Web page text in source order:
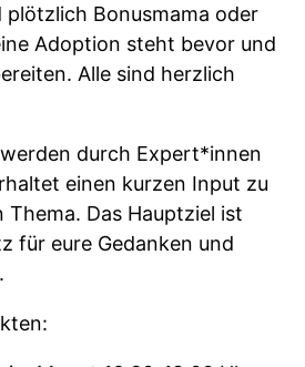
Bonusmama oder
Adoption steht bevor und
Alle sind herzlich
durch Expert*innen
einen kurzen Input zu
Thema. Das Hauptziel ist
für eure Gedanken und